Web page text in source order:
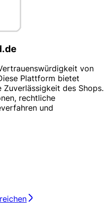
von
Plattform bietet
des Shops.
rechtliche
und